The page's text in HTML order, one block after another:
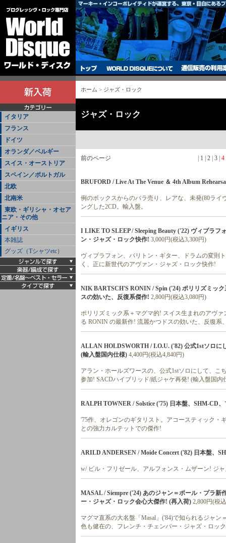
イタリア
フランス
ドイツ
オランダ／ベルギー
スイス・オーストリア
スペイン／ポルトガル
北欧
北南米
東欧・ギリシャ・オセア
ニア・その他
イギリス
本雑誌
グッズ（Tシャツetc）
ホーム > ジャズ・ロック
ジャズ・ロック
前のページ 1 |2 |3 |4
BRUFORD / Live At The Venue ＆ 4th Album
例のボックスからのバラ売り、レアな、未発(80ラ
ングした2CD。輸入盤。
I LIKE TO SLEEP / Sleeping Beauty ('22) ヴィブラ
ン・ジャズ・ロック快作! 3,000円(税込3,300円)
ヴィブラフォン、バリトン・ギター、ドラムの変則
く、正に新世代のアヴァン・ジャズ・ロック快作!
NIK BARTSCH'S RONIN / Spin ('24) ポリリズミッ
スの効いた、反復系傑作! 2,800円(税込3,080円)
ポリリズミック系＋マグマ的! スイス生まれのアヴ
る RONIN の最新作! 流麗かつドスの効いた、反復系
ALLAN HOLDSWORTH / I.O.U. ('82) 公式1stソロに
(輸入盤国内仕様) 4,400円(税込4,840円)
アラン・ホールズワースの、公式1stソロにして、
参加! SACDハイブリッド/紙ジャケ再発! (輸入盤国内
RALPH TOWNER / Solstice ('75) 日本盤、SHM-CD
'75作、オレゴンのギタリスト。アコースティック・
との強力カルテットでの傑作!
ARILD ANDERSEN / Moide Concert ('82) 日本盤、
w/ ビル・フリゼール、アルフォンス・ムザーン! ジ
MASAL / Siempre ('24) あのジャン＝ポール・プラ
ー・ジャズ・ロック会心大傑作! (再入荷) 2,800円(税
マグマ直系の大名盤「Masal」('84)で知られるジャ
色も健在の、フレンチ・チェンバー・ジャズ・ロッ